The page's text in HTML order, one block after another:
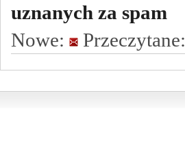
uznanych za spam
Nowe:
Przeczytane: